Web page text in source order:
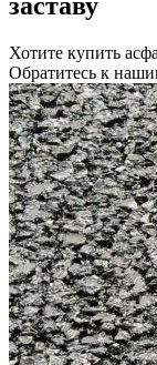
Хотите купить
Обратитесь к